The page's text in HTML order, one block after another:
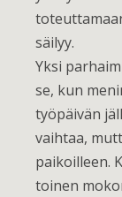
säilyy.
Yksi
se, kun
työpäivän
vaihtaa,
paikoilleen.
toinen